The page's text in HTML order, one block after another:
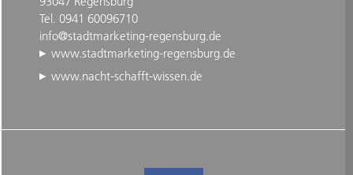
Tel. 0941 60096710
info@stadtmarketing-regensburg.de
www.stadtmarketing-regensburg.de
www.nacht-schafft-wissen.de